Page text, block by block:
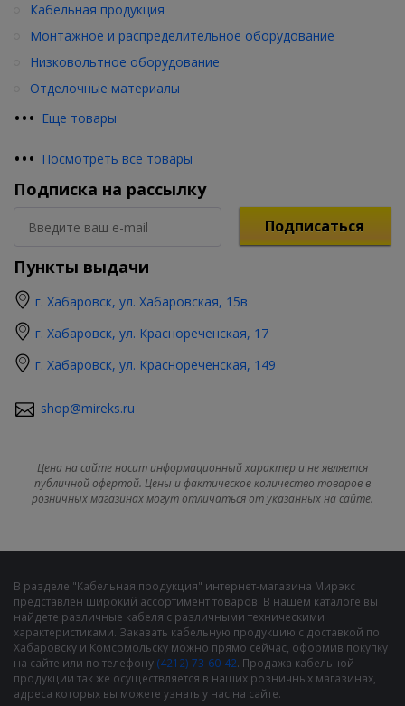
••• Еще товары
Кабельная продукция
Монтажное и распределительное оборудование
Низковольтное оборудование
Отделочные материалы
••• Посмотреть все товары
Подписка на рассылку
Подписаться
Пункты выдачи
г. Хабаровск, ул. Хабаровская, 15в
г. Хабаровск, ул. Краснореченская, 17
г. Хабаровск, ул. Краснореченская, 149
shop@mireks.ru
Цена на сайте носит информационный характер и не является
публичной офертой. Цены и фактическое количество товаров в
розничных магазинах могут отличаться от указанных на сайте.
В разделе "Кабельная продукция" интернет-магазина Мирэкс
представлен широкий ассортимент товаров. В нашем каталоге вы
найдете различные кабеля с различными техническими
характеристиками. Заказать кабельную продукцию с доставкой по
Хабаровску и Комсомольску можно прямо сейчас, оформив покупку
на сайте или по телефону (4212) 73-60-42. Продажа кабельной
продукции так же осуществляется в наших розничных магазинах,
адреса которых вы можете узнать у нас на сайте.